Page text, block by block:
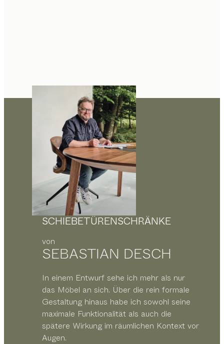
SCHIEBETÜRENSCHRÄNKE
von
SEBASTIAN DESCH
In einem Entwurf sehe ich mehr als nur
das Möbel an sich. Über die rein formale
Gestaltung hinaus habe ich sowohl seine
maximale Funktionalität als auch die
spätere Wirkung im räumlichen Kontext vor
Augen.